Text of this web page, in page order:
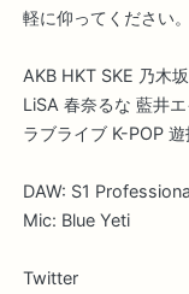
軽に仰ってください。
AKB HKT SKE 乃木
LiSA 春奈るな 藍井
ラブライブ K-POP
DAW: S1
Mic: Blue Yeti
Twitter